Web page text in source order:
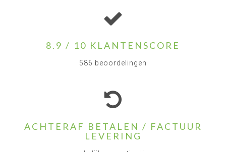
8.9 / 10 KLANTENSCORE
586 beoordelingen
ACHTERAF BETALEN / FACTUUR
LEVERING